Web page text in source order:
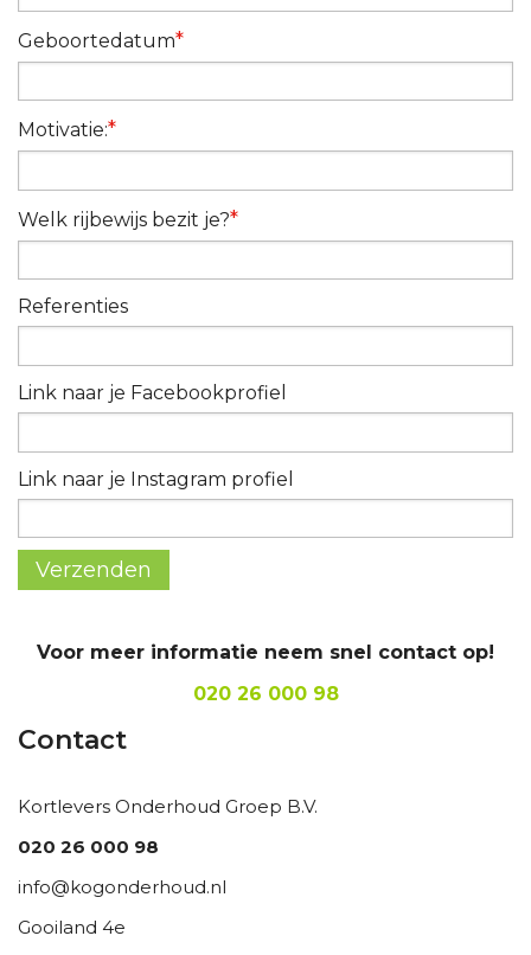
Geboortedatum*
Motivatie:*
Welk rijbewijs bezit je?*
Referenties
Link naar je Facebookprofiel
Link naar je Instagram profiel
Verzenden
Voor meer informatie neem snel contact op!
020 26 000 98
Contact
Kortlevers Onderhoud Groep B.V.
020 26 000 98
info@kogonderhoud.nl
Gooiland 4e